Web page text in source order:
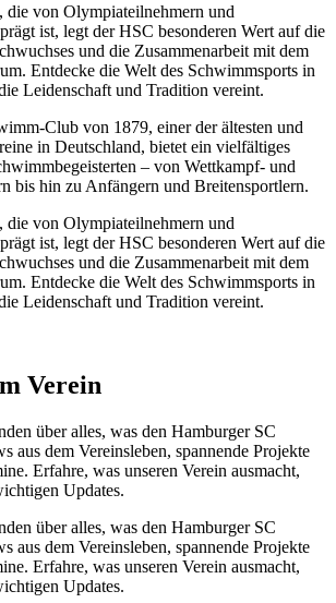
die von Olympiateilnehmern und
ist, legt der HSC besonderen Wert auf die
und die Zusammenarbeit mit dem
Entdecke die Welt des Schwimmsports in
Leidenschaft und Tradition vereint.
Club von 1879, einer der ältesten und
in Deutschland, bietet ein vielfältiges
– von Wettkampf- und
bis hin zu Anfängern und Breitensportlern.
die von Olympiateilnehmern und
ist, legt der HSC besonderen Wert auf die
und die Zusammenarbeit mit dem
Entdecke die Welt des Schwimmsports in
Leidenschaft und Tradition vereint.
Verein
über alles, was den Hamburger SC
aus dem Vereinsleben, spannende Projekte
Erfahre, was unseren Verein ausmacht,
Updates.
über alles, was den Hamburger SC
aus dem Vereinsleben, spannende Projekte
Erfahre, was unseren Verein ausmacht,
Updates.